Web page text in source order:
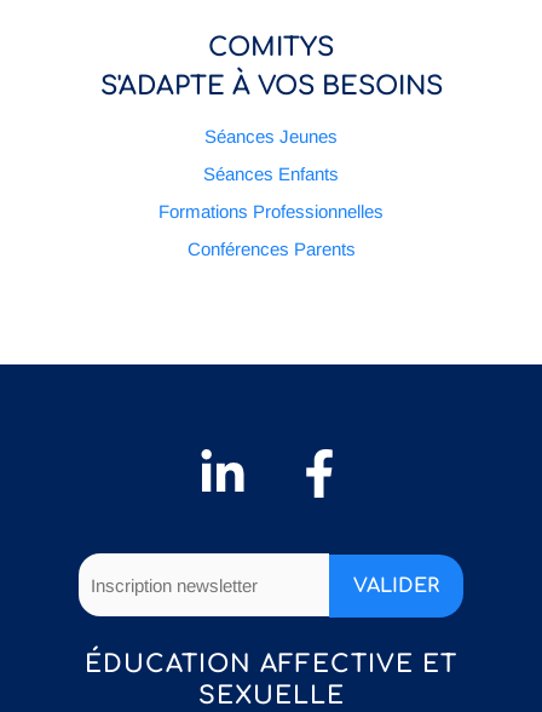
COMITYS
S'ADAPTE À VOS BESOINS
Séances Jeunes
Séances Enfants
Formations Professionnelles
Conférences Parents
ÉDUCATION AFFECTIVE ET
SEXUELLE